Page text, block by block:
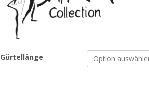
Gürtellänge